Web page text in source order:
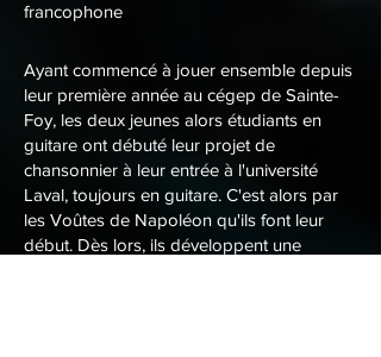
francophone
Ayant commencé à jouer ensemble depuis
leur première année au cégep de Sainte-
Foy, les deux jeunes alors étudiants en
guitare ont débuté leur projet de
chansonnier à leur entrée à l'université
Laval, toujours en guitare. C'est alors par
les Voûtes de Napoléon qu'ils font leur
début. Dès lors, ils développent une